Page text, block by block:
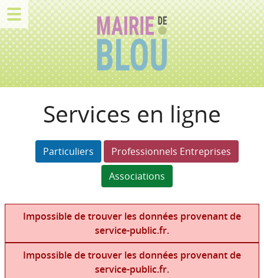
Services en ligne
Particuliers
Professionnels Entreprises
Associations
Impossible de trouver les données provenant de
service-public.fr.
Impossible de trouver les données provenant de
service-public.fr.